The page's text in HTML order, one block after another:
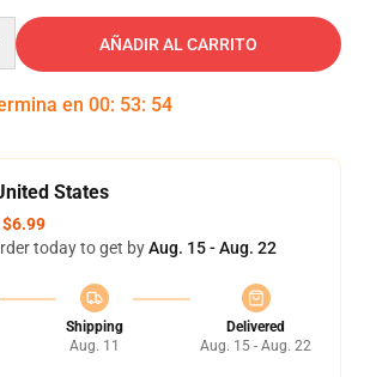
AÑADIR AL CARRITO
en 00: 53: 54
States
$6.99
today to get byAug. 15 - Aug. 22
Shipping
Aug. 11
Delivered
Aug. 15 - Aug. 22